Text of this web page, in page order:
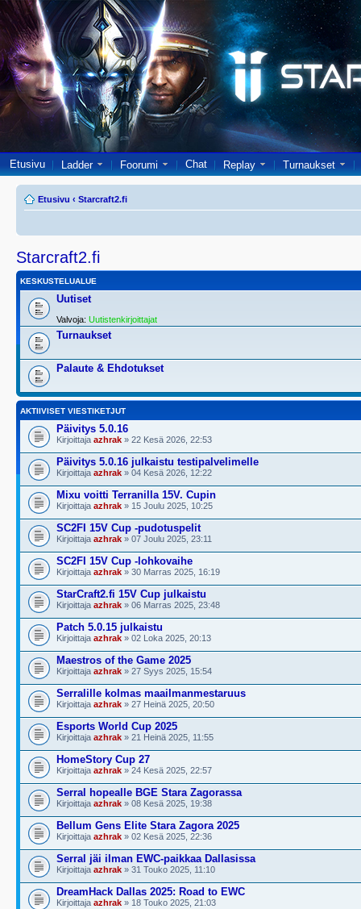
Etusivu Ladder Foorumi Chat Replay Turnaukset
Etusivu ‹ Starcraft2.fi
Starcraft2.fi
KESKUSTELUALUE
Uutiset
Valvoja: Uutistenkirjoittajat
Turnaukset
Palaute & Ehdotukset
AKTIIVISET VIESTIKETJUT
Päivitys 5.0.16
Kirjoittaja azhrak » 22 Kesä 2026, 22:53
Päivitys 5.0.16 julkaistu testipalvelimelle
Kirjoittaja azhrak » 04 Kesä 2026, 12:22
Mixu voitti Terranilla 15V. Cupin
Kirjoittaja azhrak » 15 Joulu 2025, 10:25
SC2FI 15V Cup -pudotuspelit
Kirjoittaja azhrak » 07 Joulu 2025, 23:11
SC2FI 15V Cup -lohkovaihe
Kirjoittaja azhrak » 30 Marras 2025, 16:19
StarCraft2.fi 15V Cup julkaistu
Kirjoittaja azhrak » 06 Marras 2025, 23:48
Patch 5.0.15 julkaistu
Kirjoittaja azhrak » 02 Loka 2025, 20:13
Maestros of the Game 2025
Kirjoittaja azhrak » 27 Syys 2025, 15:54
Serralille kolmas maailmanmestaruus
Kirjoittaja azhrak » 27 Heinä 2025, 20:50
Esports World Cup 2025
Kirjoittaja azhrak » 21 Heinä 2025, 11:55
HomeStory Cup 27
Kirjoittaja azhrak » 24 Kesä 2025, 22:57
Serral hopealle BGE Stara Zagorassa
Kirjoittaja azhrak » 08 Kesä 2025, 19:38
Bellum Gens Elite Stara Zagora 2025
Kirjoittaja azhrak » 02 Kesä 2025, 22:36
Serral jäi ilman EWC-paikkaa Dallasissa
Kirjoittaja azhrak » 31 Touko 2025, 11:10
DreamHack Dallas 2025: Road to EWC
Kirjoittaja azhrak » 18 Touko 2025, 21:03